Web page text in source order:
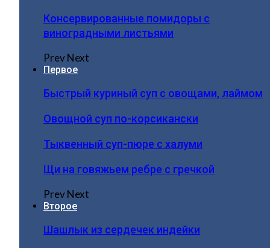
Консервированные помидоры с
виноградными листьями
PrevNext
Первое
Быстрый куриный суп с овощами, лаймом
Овощной суп по-корсикански
Тыквенный суп-пюре с халуми
Щи на говяжьем ребре с гречкой
PrevNext
Второе
Шашлык из сердечек индейки